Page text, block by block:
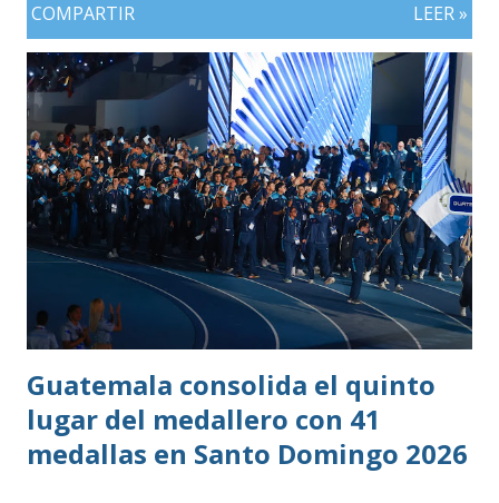
COMPARTIR LEER »
Guatemala consolida el quinto
lugar del medallero con 41
medallas en Santo Domingo 2026